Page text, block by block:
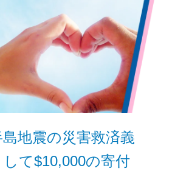
地震の災害救済義
て$10,000の寄付